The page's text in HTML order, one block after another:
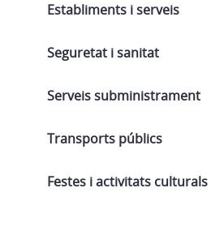
Establiments i serveis
Seguretat i sanitat
Serveis subministrament
Transports públics
Festes i activitats culturals